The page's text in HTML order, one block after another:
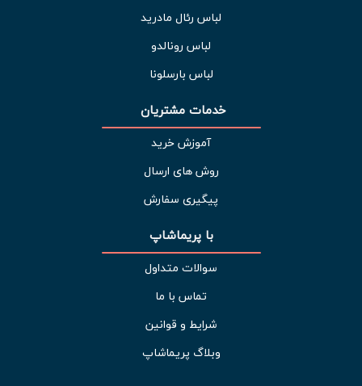
لباس رئال مادرید
لباس رونالدو
لباس بارسلونا
خدمات مشتریان
آموزش خرید
روش های ارسال
پیگیری سفارش
با پریماشاپ
سوالات متداول
تماس با ما
شرایط و قوانین
وبلاگ پریماشاپ